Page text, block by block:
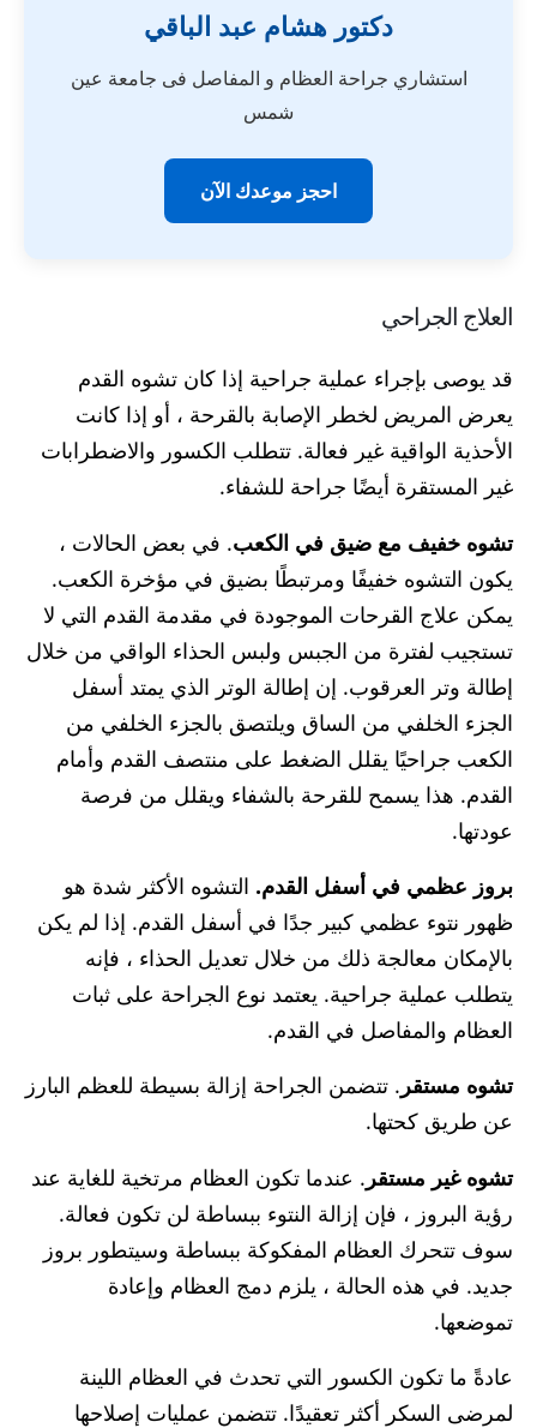
دكتور هشام عبد الباقي
استشاري جراحة العظام و المفاصل فى جامعة عين
شمس
احجز موعدك الآن
العلاج الجراحي
قد يوصى بإجراء عملية جراحية إذا كان تشوه القدم
يعرض المريض لخطر الإصابة بالقرحة ، أو إذا كانت
الأحذية الواقية غير فعالة. تتطلب الكسور والاضطرابات
غير المستقرة أيضًا جراحة للشفاء.
تشوه خفيف مع ضيق في الكعب. في بعض الحالات ،
يكون التشوه خفيفًا ومرتبطًا بضيق في مؤخرة الكعب.
يمكن علاج القرحات الموجودة في مقدمة القدم التي لا
تستجيب لفترة من الجبس ولبس الحذاء الواقي من خلال
إطالة وتر العرقوب. إن إطالة الوتر الذي يمتد أسفل
الجزء الخلفي من الساق ويلتصق بالجزء الخلفي من
الكعب جراحيًا يقلل الضغط على منتصف القدم وأمام
القدم. هذا يسمح للقرحة بالشفاء ويقلل من فرصة
عودتها.
بروز عظمي في أسفل القدم. التشوه الأكثر شدة هو
ظهور نتوء عظمي كبير جدًا في أسفل القدم. إذا لم يكن
بالإمكان معالجة ذلك من خلال تعديل الحذاء ، فإنه
يتطلب عملية جراحية. يعتمد نوع الجراحة على ثبات
العظام والمفاصل في القدم.
تشوه مستقر . تتضمن الجراحة إزالة بسيطة للعظم البارز
عن طريق كحتها.
تشوه غير مستقر . عندما تكون العظام مرتخية للغاية عند
رؤية البروز ، فإن إزالة النتوء ببساطة لن تكون فعالة.
سوف تتحرك العظام المفكوكة ببساطة وسيتطور بروز
جديد. في هذه الحالة ، يلزم دمج العظام وإعادة
تموضعها.
عادةً ما تكون الكسور التي تحدث في العظام اللينة
لمرضى السكر أكثر تعقيدًا. تتضمن عمليات إصلاحها